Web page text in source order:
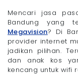
- 1.
- 2. Corpnet
- 3.
- 4. FastNet
- 5. Biznet
Mencari jasa
Bandung yang
Megavision? Di
provider internet
jadikan pilihan.
dan anak kos
kencang untuk wifi